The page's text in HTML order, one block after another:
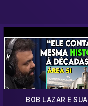
BOB LAZAR E SUA